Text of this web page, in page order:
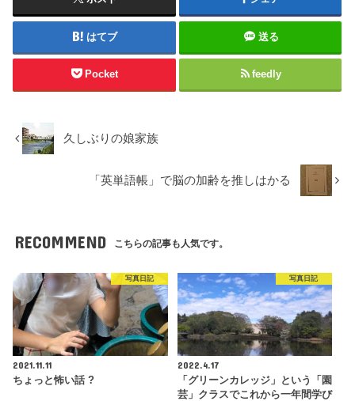
はてブ 送る
Pocket feedly
久しぶりの娘家族
「英単語帳」で脳の加齢を推しはかる
RECOMMEND こちらの記事も人気です。
写真日記
2021.11.11
ちょっと怖い話 ?
写真日記
2022.4.17
「グリーンカレッジ」という「園
芸」クラスでこれから一年間学び